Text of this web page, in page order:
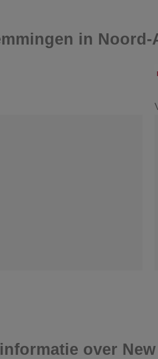
in Noord-
over